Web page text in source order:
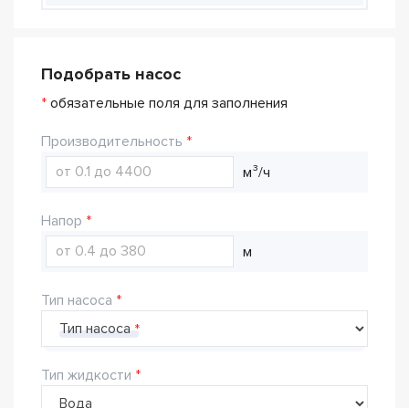
Подобрать насос
* обязательные поля для заполнения
Производительность
м³/ч
Напор
м
Тип насоса
Тип насоса
Тип жидкости